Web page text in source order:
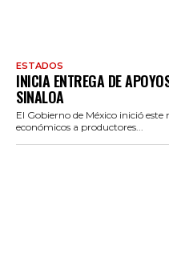
ESTADOS
INICIA ENTREGA DE
SINALOA
El Gobierno de México inició
económicos a productores...